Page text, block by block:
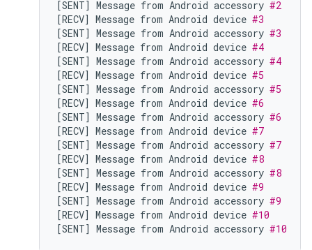
[SENT] Message from Android accessory #2
[RECV] Message from Android device #3
[SENT] Message from Android accessory #3
[RECV] Message from Android device #4
[SENT] Message from Android accessory #4
[RECV] Message from Android device #5
[SENT] Message from Android accessory #5
[RECV] Message from Android device #6
[SENT] Message from Android accessory #6
[RECV] Message from Android device #7
[SENT] Message from Android accessory #7
[RECV] Message from Android device #8
[SENT] Message from Android accessory #8
[RECV] Message from Android device #9
[SENT] Message from Android accessory #9
[RECV] Message from Android device #10
[SENT] Message from Android accessory #10